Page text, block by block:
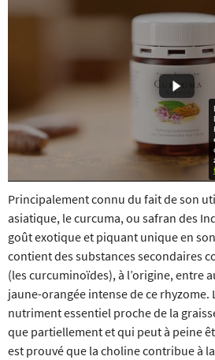
Principalement connu du fait de son
asiatique, le curcuma, ou safran des
goût exotique et piquant unique en
contient des substances secondaires
(les curcuminoïdes), à l’origine, entre
jaune-orangée intense de ce rhyzome.
nutriment essentiel proche de la
que partiellement et qui peut à peine
est prouvé que la choline contribue à